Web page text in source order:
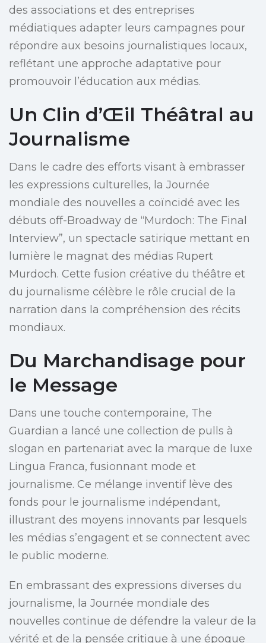
des associations et des entreprises
médiatiques adapter leurs campagnes pour
répondre aux besoins journalistiques locaux,
reflétant une approche adaptative pour
promouvoir l’éducation aux médias.
Un Clin d’Œil Théâtral au
Journalisme
Dans le cadre des efforts visant à embrasser
les expressions culturelles, la Journée
mondiale des nouvelles a coïncidé avec les
débuts off-Broadway de “Murdoch: The Final
Interview”, un spectacle satirique mettant en
lumière le magnat des médias Rupert
Murdoch. Cette fusion créative du théâtre et
du journalisme célèbre le rôle crucial de la
narration dans la compréhension des récits
mondiaux.
Du Marchandisage pour
le Message
Dans une touche contemporaine, The
Guardian a lancé une collection de pulls à
slogan en partenariat avec la marque de luxe
Lingua Franca, fusionnant mode et
journalisme. Ce mélange inventif lève des
fonds pour le journalisme indépendant,
illustrant des moyens innovants par lesquels
les médias s’engagent et se connectent avec
le public moderne.
En embrassant des expressions diverses du
journalisme, la Journée mondiale des
nouvelles continue de défendre la valeur de la
vérité et de la pensée critique à une époque